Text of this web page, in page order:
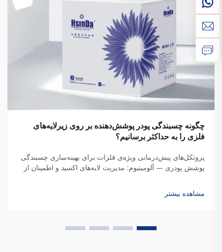
چگونه چسبندگی پودر پوشش‌دهنده بر روی زیرلایه‌های
فلزی را به حداکثر برسانیم؟
پروتکل‌های پیش‌درمانی ویژه‌ی فلزات برای بهینه‌سازی چسبندگی
پوشش پودری — آلومینیوم: مدیریت لایه‌های اکسید و اطمینان از
لایه‌ای اکسیدی متخلخل و نامنظم ایجاد می‌کند که به‌شدت
چسبندگی پوشش پودری را تضعیف می‌کند...
مشاهده بیشتر